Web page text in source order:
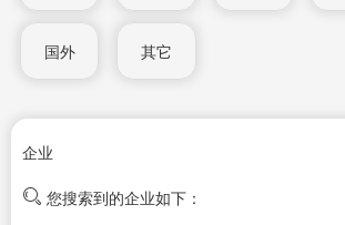
国外 其它
企业
您搜索到的企业如下：